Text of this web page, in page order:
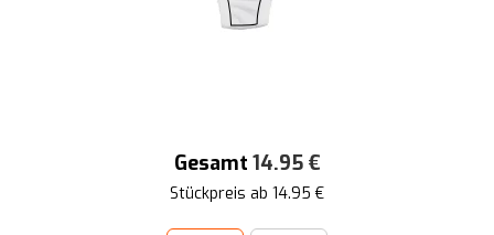
Gesamt 14.95 €
Stückpreis ab 14.95 €